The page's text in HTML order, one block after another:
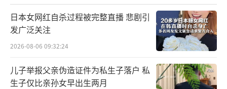
日本女网红自杀过程被完整直播 悲剧引
发广泛关注
2026-08-06 09:32:24
儿子举报父亲伪造证件为私生子落户 私
生子仅比亲孙女早出生两月